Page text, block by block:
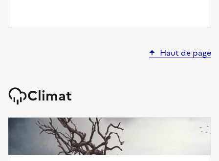
Haut de page
Climat